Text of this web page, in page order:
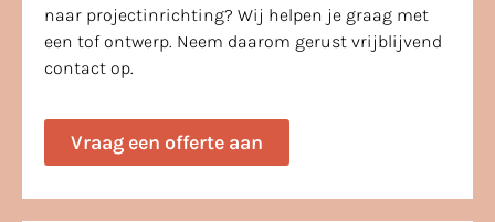
naar projectinrichting? Wij helpen je graag met
een tof ontwerp. Neem daarom gerust vrijblijvend
contact op.
Vraag een offerte aan